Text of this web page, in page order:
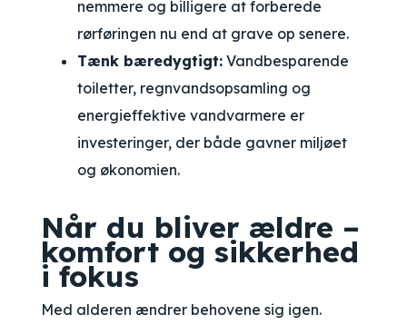
nemmere og billigere at forberede
rørføringen nu end at grave op senere.
Tænk bæredygtigt: Vandbesparende
toiletter, regnvandsopsamling og
energieffektive vandvarmere er
investeringer, der både gavner miljøet
og økonomien.
Når du bliver ældre –
komfort og sikkerhed
i fokus
Med alderen ændrer behovene sig igen.